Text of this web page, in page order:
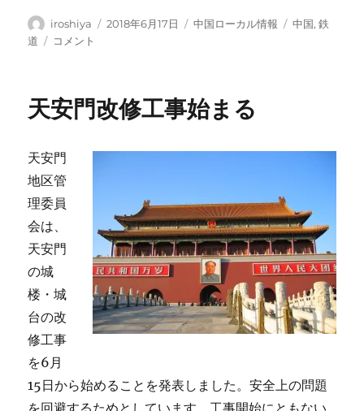
投
稿
iroshiya
投
2018年6月17日
カ
中国ローカル情報
タ
中国,鉄
道
高
運
験
開
に
コメント
天安門改修工事始まる
天安門
地区管
理委員
会は、
天安門
の城
楼・城
台の改
修工事
を6月
15日から始めることを発表しました。安全上の問題